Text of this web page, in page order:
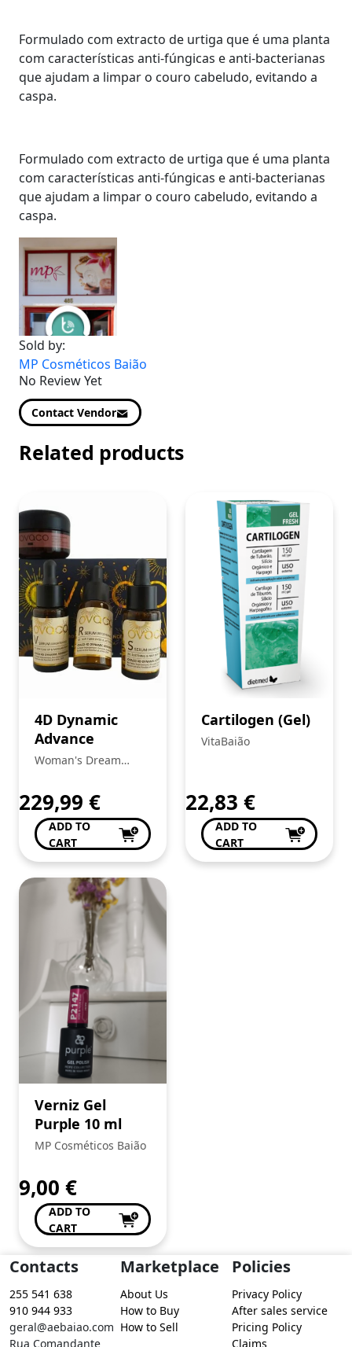
Formulado com extracto de urtiga que é uma planta
com características anti-fúngicas e anti-bacterianas
que ajudam a limpar o couro cabeludo, evitando a
caspa.
Formulado com extracto de urtiga que é uma planta
com características anti-fúngicas e anti-bacterianas
que ajudam a limpar o couro cabeludo, evitando a
caspa.
Sold by:
MP Cosméticos Baião
No Review Yet
Contact Vendor
Related products
4D Dynamic
Advance
Woman's Dream
de Anabela Pinto
229,99 €
ADD TO
CART
Cartilogen (Gel)
VitaBaião
22,83 €
ADD TO
CART
Verniz Gel
Purple 10 ml
MP Cosméticos Baião
9,00 €
ADD TO
CART
Contacts
255 541 638
910 944 933
geral@aebaiao.com
Rua Comandante
Marketplace
About Us
How to Buy
How to Sell
Policies
Privacy Policy
After sales service
Pricing Policy
Claims